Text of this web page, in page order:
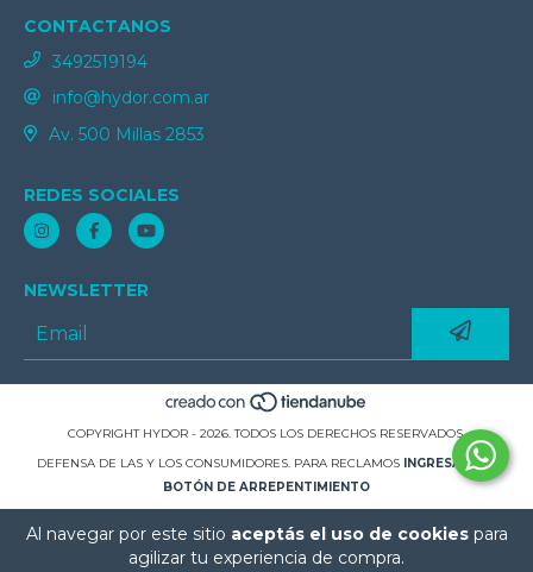
Al navegar por este sitio aceptás el uso de cookiespara
agilizar tu experiencia de compra.
CONTACTANOS
3492519194
info@hydor.com.ar
Av. 500 Millas 2853
REDES SOCIALES
NEWSLETTER
COPYRIGHT HYDOR - 2026. TODOS LOS DERECHOS RESERVADOS.
DEFENSA DE LAS Y LOS CONSUMIDORES. PARA RECLAMOS INGRESÁ ACÁ.
BOTÓN DE ARREPENTIMIENTO